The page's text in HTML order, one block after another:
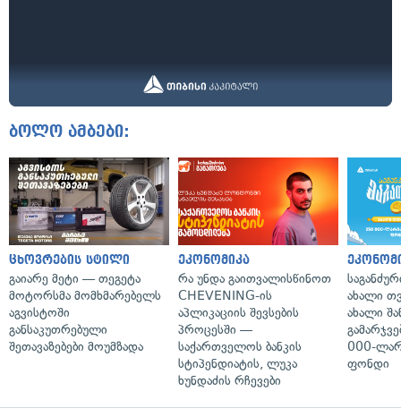
ბოლო ამბები:
ცხოვრების სტილი
გაიარე მეტი — თეგეტა
მოტორსმა მომხმარებელს
აგვისტოში
განსაკუთრებული
შეთავაზებები მოუმზადა
ეკონომიკა
რა უნდა გაითვალისწინოთ
CHEVENING-ის
აპლიკაციის შევსების
პროცესში —
საქართველოს ბანკის
სტიპენდიატის, ლუკა
ხუნდაძის რჩევები
ახალი
ახალი
000-
ფონდი